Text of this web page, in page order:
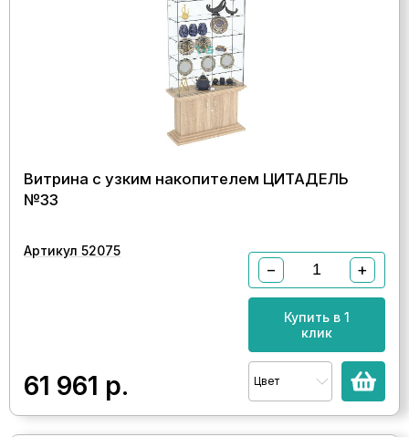
Витрина с узким накопителем ЦИТАДЕЛЬ
№33
Артикул 52075
61 961 р.
− +
Купить в 1
клик
Цвет